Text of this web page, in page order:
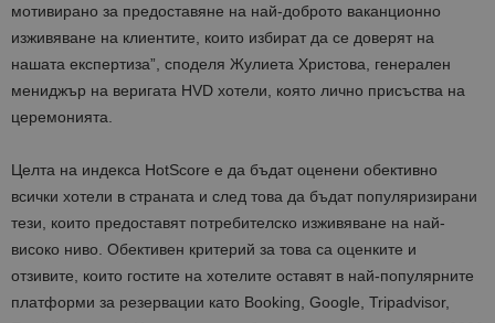
мотивирано за предоставяне на най-доброто ваканционно
изживяване на клиентите, които избират да се доверят на
нашата експертиза”, споделя Жулиета Христова, генерален
мениджър на веригата HVD хотели , която лично присъства на
церемонията.
Целта на индекса HotScore е да бъдат оценени обективно
всички хотели в страната и след това да бъдат популяризирани
тези, които предоставят потребителско изживяване на най-
високо ниво. Обективен критерий за това са оценките и
отзивите, които гостите на хотелите оставят в най-популярните
платформи за резервации като Booking, Google, Tripadvisor,